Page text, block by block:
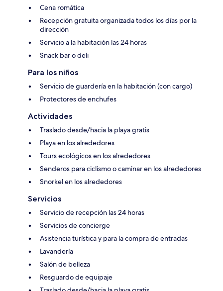
Cena romática
Recepción gratuita organizada todos los días por la
dirección
Servicio a la habitación las 24 horas
Snack bar o deli
Para los niños
Servicio de guardería en la habitación (con cargo)
Protectores de enchufes
Actividades
Traslado desde/hacia la playa gratis
Playa en los alrededores
Tours ecológicos en los alrededores
Senderos para ciclismo o caminar en los alrededores
Snorkel en los alrededores
Servicios
Servicio de recepción las 24 horas
Servicios de concierge
Asistencia turística y para la compra de entradas
Lavandería
Salón de belleza
Resguardo de equipaje